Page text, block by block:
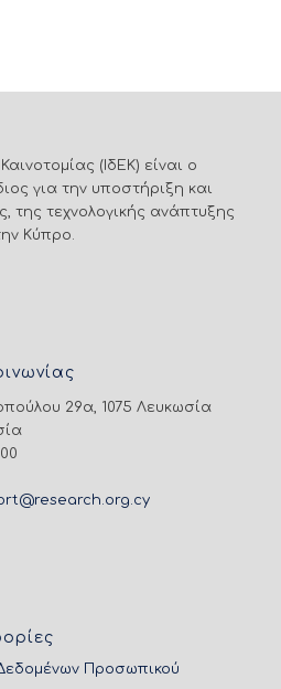
(ΙδΕΚ) είναι ο
για την υποστήριξη και
τεχνολογικής ανάπτυξης
Κύπρο.
29α, 1075 Λευκωσία
Προσωπικού